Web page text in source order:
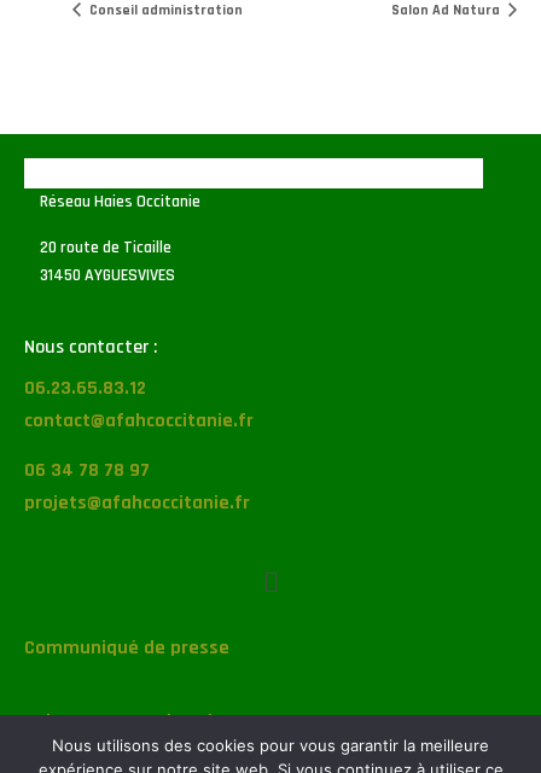
Conseil administration Salon Ad Natura
Réseau Haies Occitanie
20 route de Ticaille
31450 AYGUESVIVES
Nous contacter :
06.23.65.83.12
contact@afahcoccitanie.fr
06 34 78 78 97
projets@afahcoccitanie.fr
Communiqué de presse
Suivez-nous sur les réseaux :
Nous utilisons des cookies pour vous garantir la meilleure